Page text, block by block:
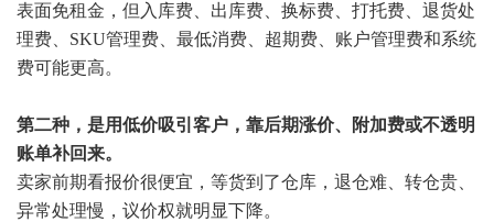
表面免租金，但入库费、出库费、换标费、打托费、退货处
理费、SKU管理费、最低消费、超期费、账户管理费和系统
费可能更高。
第二种，是用低价吸引客户，靠后期涨价、附加费或不透明
账单补回来。
卖家前期看报价很便宜，等货到了仓库，退仓难、转仓贵、
异常处理慢，议价权就明显下降。